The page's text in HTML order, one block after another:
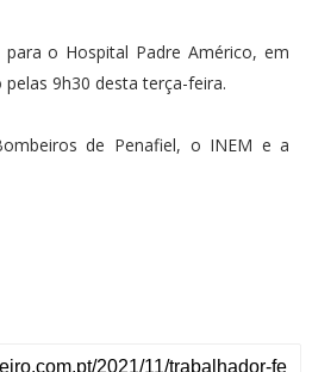
o Hospital Padre Américo, em
9h30 desta terça-feira.
de Penafiel, o INEM e a